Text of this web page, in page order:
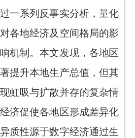
一系列反事实分析，量化
各地经济及空间格局的影
机制。本文发现，各地区
提升本地生产总值，但其
虹吸与扩散并存的复杂情
济促使各地区形成差异化
质性源于数字经济通过生